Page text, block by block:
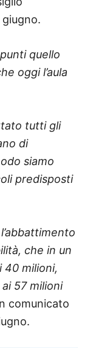
quello
oggi l’aula
tutti gli
di
siamo
predisposti
che in un
40 milioni,
57 milioni
comunicato